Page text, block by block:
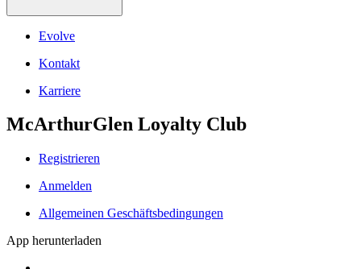
Evolve
Kontakt
Karriere
McArthurGlen Loyalty Club
Registrieren
Anmelden
Allgemeinen Geschäftsbedingungen
App herunterladen